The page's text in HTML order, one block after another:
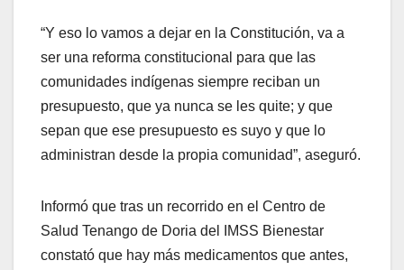
“Y eso lo vamos a dejar en la Constitución, va a
ser una reforma constitucional para que las
comunidades indígenas siempre reciban un
presupuesto, que ya nunca se les quite; y que
sepan que ese presupuesto es suyo y que lo
administran desde la propia comunidad”, aseguró.
Informó que tras un recorrido en el Centro de
Salud Tenango de Doria del IMSS Bienestar
constató que hay más medicamentos que antes,